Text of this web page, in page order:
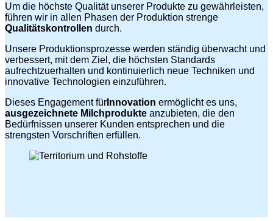
Um die höchste Qualität unserer Produkte zu gewährleisten,
führen wir in allen Phasen der Produktion strenge
Qualitätskontrollen durch.
Unsere Produktionsprozesse werden ständig überwacht und
verbessert, mit dem Ziel, die höchsten Standards
aufrechtzuerhalten und kontinuierlich neue Techniken und
innovative Technologien einzuführen.
Dieses Engagement für Innovation ermöglicht es uns,
ausgezeichnete Milchprodukte anzubieten, die den
Bedürfnissen unserer Kunden entsprechen und die
strengsten Vorschriften erfüllen.